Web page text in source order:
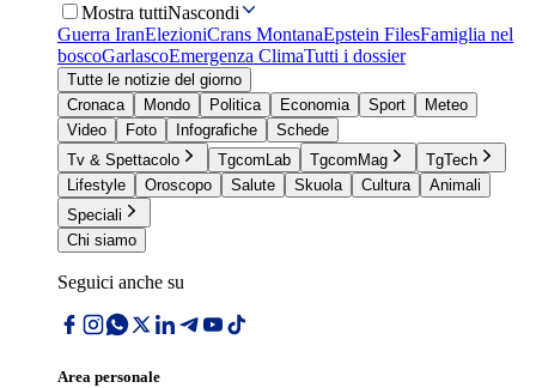
Mostra tuttiNascondi
Guerra IranElezioniCrans MontanaEpstein FilesFamiglia nel
boscoGarlascoEmergenza ClimaTutti i dossier
Tutte le notizie del giorno
Cronaca
Mondo Politica Economia Sport
Meteo
Video
Foto Infografiche
Schede
Tv & Spettacolo
TgcomLab TgcomMag
TgTech
Lifestyle
Oroscopo Salute Skuola Cultura
Animali
Speciali
Chi siamo
Seguici anche su
Area personale